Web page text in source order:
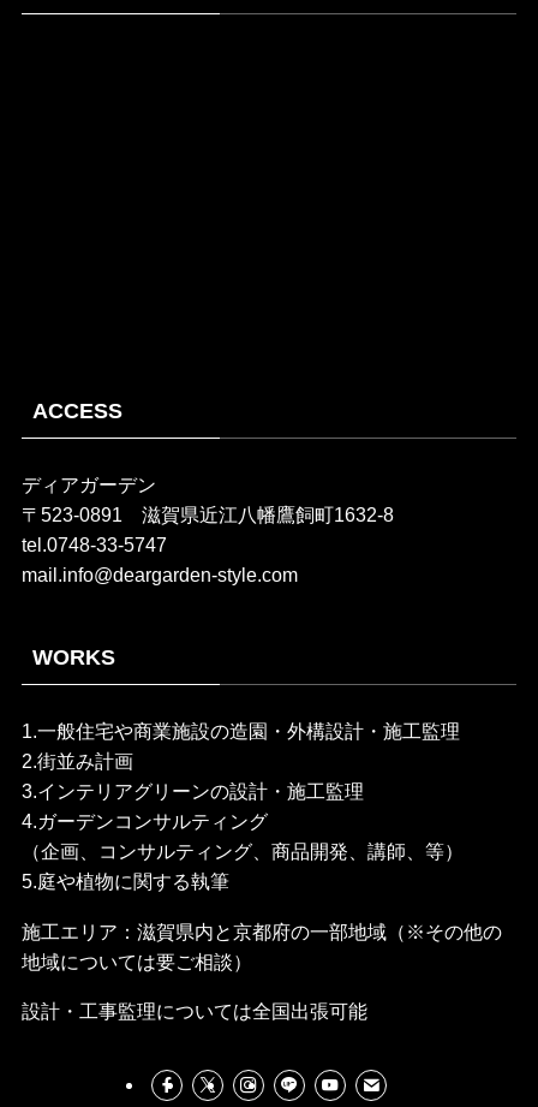
ACCESS
ディアガーデン
〒523-0891 滋賀県近江八幡鷹飼町1632-8
tel.0748-33-5747
mail.info@deargarden-style.com
WORKS
1.一般住宅や商業施設の造園・外構設計・施工監理
2.街並み計画
3.インテリアグリーンの設計・施工監理
4.ガーデンコンサルティング
（企画、コンサルティング、商品開発、講師、等）
5.庭や植物に関する執筆
施工エリア：滋賀県内と京都府の一部地域（※その他の
地域については要ご相談）
設計・工事監理については全国出張可能